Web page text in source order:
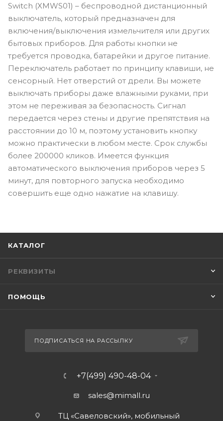
Switch (XMWS01) – беспроводной дистанционный
выключатель, который предназначен для
включения/выключения измельчителя или других
бытовых приборов. Для работы кнопки не
требуется проводка, батарейки и другое питание.
Переключатель работает по принципу клавиши, не
сенсорный. Нет отверстий от дрели. Вы можете
выключать приборы даже влажными руками, при
этом не переживая за безопасность. Сигнал
передается через стены и другие препятствия на
расстоянии до 10 м, поэтому установить кнопку
можно практически в любом месте. Срок службы
более 200000 кликов. Имеется функция
автоматического выключения приборов через 5
минут, для повторного запуска необходимо
совершить еще одно нажатие на клавишу.
КАТАЛОГ
РЕКВИЗИТЫ
ПОМОЩЬ
ПОДПИСАТЬСЯ НА РАССЫЛКУ
+7(499) 490-48-04
sales@mimall.ru
ТЦ «Савеловский», мобильный